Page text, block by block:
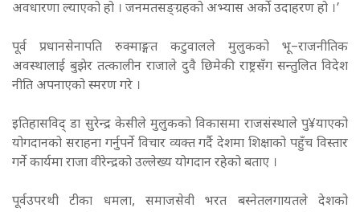
अवधारणा ल्याएको हो । जनमतसङ्ग्रहको अभ्यास अर्को उदाहरण हो ।’
पूर्व प्रधानसेनापति रुक्माङ्गत कटुवालले मुलुकको भू–राजनीतिक
अवस्थालाई बुझेर तत्कालीन राजाले दुवै छिमेकी राष्ट्रसँग सन्तुलित विदेश
नीति अपनाएको स्मरण गरे ।
इतिहासविद् डा सुरेन्द्र केसीले मुलुकको विकासमा राजसंस्थाले पु¥याएको
योगदानको सराहना गर्नुपर्ने विचार व्यक्त गर्दै देशमा शिक्षाको पहुँच विस्तार
गर्ने कार्यमा राजा वीरेन्द्रको उल्लेख्य योगदान रहेको बताए ।
पूर्वउपरथी टीका धमला, समाजसेवी भरत बस्नेतलगायतले देशको